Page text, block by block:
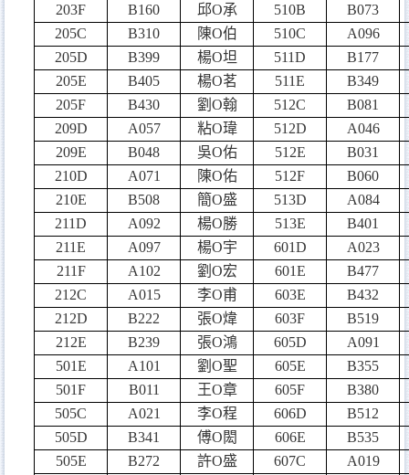
203F
B160 邱O承 510B
B073
205C
B310 陳O伯 510C
A096
205D
B399 楊O坦 511D
B177
205E
B405 楊O茗 511E
B349
205F
B430 劉 O翰 512C
B081
209D
A057 粘O瑋 512D
A046
209E
B048 吳O佑 512E
B031
210D
A071 陳O佑 512F
B060
210E
B508 簡O盛 513D
A084
211D
A092 楊O勝 513E
B401
211E
A097 楊O宇 601D
A023
211F
A102 劉 O宏 601E
B477
212C
A015 李O甫 603E
B432
212D
B222 張O煒 603F
B519
212E
B239 張O鴻 605D
A091
501E
A101 劉 O聖 605E
B355
501F
B011 王O章 605F
B380
505C
A021 李O程 606D
B512
505D
B341 傅O閎 606E
B535
505E
B272 許O盛 607C
A019